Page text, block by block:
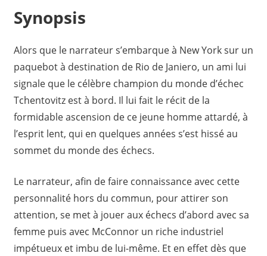
Synopsis
Alors que le narrateur s’embarque à New York sur un
paquebot à destination de Rio de Janiero, un ami lui
signale que le célèbre champion du monde d’échec
Tchentovitz est à bord. Il lui fait le récit de la
formidable ascension de ce jeune homme attardé, à
l’esprit lent, qui en quelques années s’est hissé au
sommet du monde des échecs.
Le narrateur, afin de faire connaissance avec cette
personnalité hors du commun, pour attirer son
attention, se met à jouer aux échecs d’abord avec sa
femme puis avec McConnor un riche industriel
impétueux et imbu de lui-même. Et en effet dès que